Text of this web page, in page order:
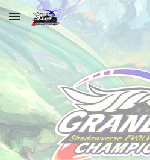
Skip to main content